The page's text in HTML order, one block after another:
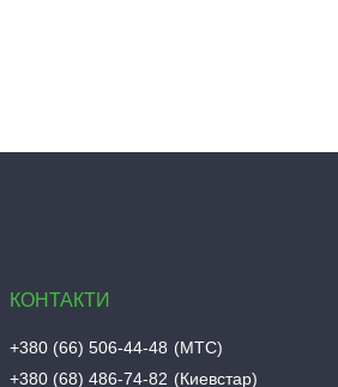
+380 (66) 506-44-48
МТС
+380 (68) 486-74-82
Киевстар